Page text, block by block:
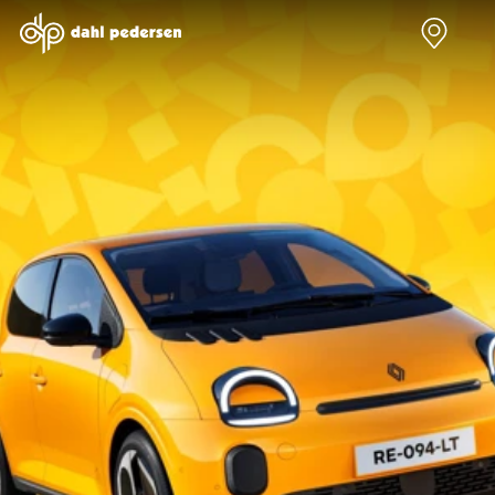
Nye biler
Anmeldelser
Privatleasing
Tilbud
EX40
Modeller
Anmeldelser
Privatleasing
Tilbud
EC40
Modeller
Anmeldelser
Privatleasing
EX60
Brugte biler
Se alle
bilmærker
Polestar
Se alle
Polestar
Dacia
Se alle Dacia
Renault
Elbil
Se alle
Renault
Volvo
Elbil
Se alle Volvo
Biltyper
Se alle
Bilmærker
Alle artikler
Volvo
Renault
Kategorier
Bilnyt
Biltest
Alt om
elbiler
varebiler
Guides
Årets Bil
Sommerferie
med elbil
Bilmærker
Dacia service
Renault
Volvo service
Ydelser
Alle
Aircondition
Dæk
Bremsetjek
Stenslag og
rudeskift
Buler og
skader